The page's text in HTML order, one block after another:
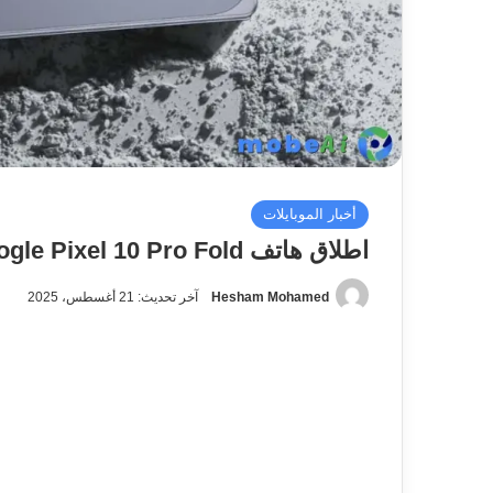
أخبار الموبايلات
اطلاق هاتف Google Pixel 10 Pro Fold الجديد رسميًا
Hesham Mohamed آخر تحديث: 21 أغسطس، 2025